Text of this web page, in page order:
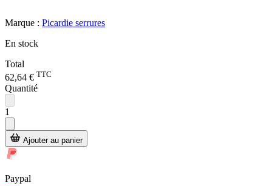
Marque : Picardie serrures
En stock
Total
62,64 € TTC
Quantité
1
Ajouter au panier
Paypal